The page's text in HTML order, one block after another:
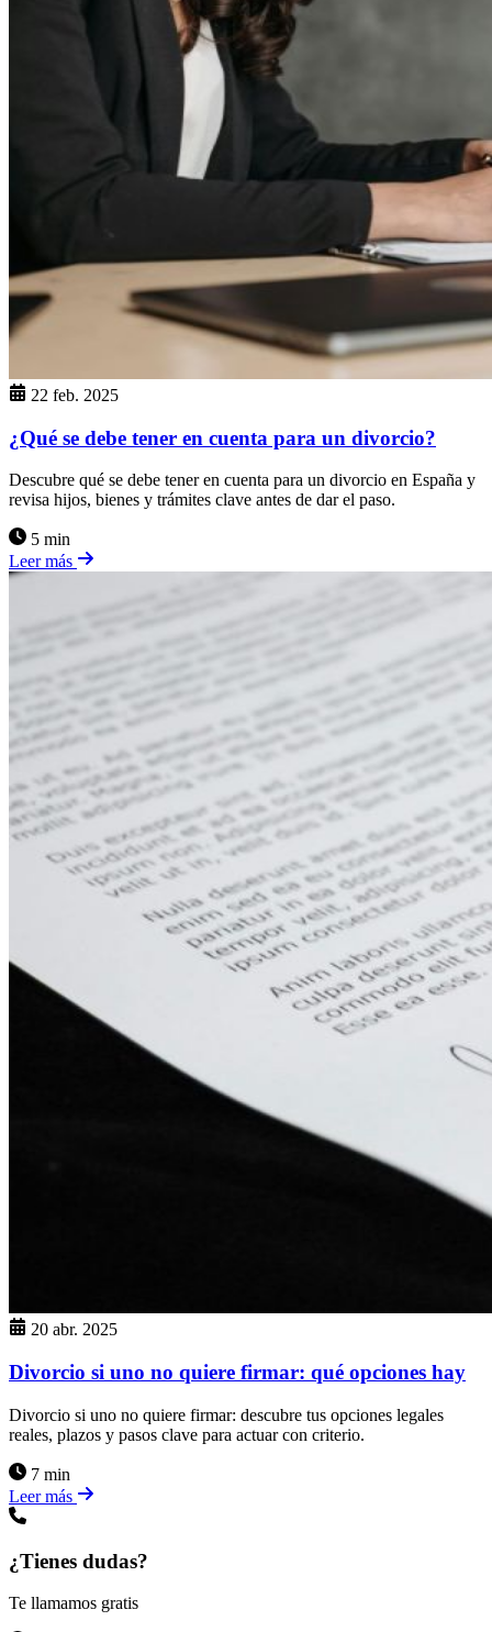
22 feb. 2025
¿Qué se debe tener en cuenta para un divorcio?
Descubre qué se debe tener en cuenta para un divorcio en España y
revisa hijos, bienes y trámites clave antes de dar el paso.
5 min
Leer más
20 abr. 2025
Divorcio si uno no quiere firmar: qué opciones hay
Divorcio si uno no quiere firmar: descubre tus opciones legales
reales, plazos y pasos clave para actuar con criterio.
7 min
Leer más
¿Tienes dudas?
Te llamamos gratis